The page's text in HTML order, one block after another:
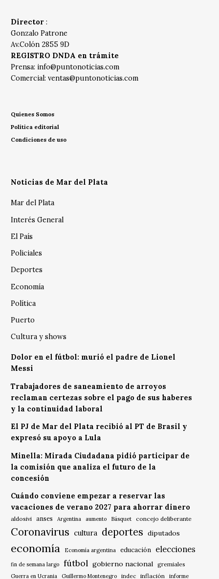
Director :
Gonzalo Patrone
Av.Colón 2855 9D
REGISTRO DNDA en trámite
Prensa: info@puntonoticias.com
Comercial:ventas@puntonoticias.com
Quienes Somos
Política editorial
Condiciones de uso
Noticias de Mar del Plata
Mar del Plata
Interés General
El País
Policiales
Deportes
Economía
Política
Puerto
Cultura y shows
Dolor en el fútbol: murió el padre de Lionel
Messi
Trabajadores de saneamiento de arroyos
reclaman certezas sobre el pago de sus haberes
y la continuidad laboral
El PJ de Mar del Plata recibió al PT de Brasil y
expresó su apoyo a Lula
Minella: Mirada Ciudadana pidió participar de
la comisión que analiza el futuro de la
concesión
Cuándo conviene empezar a reservar las
vacaciones de verano 2027 para ahorrar dinero
aldosivi anses Argentina aumento Básquet concejo deliberante
Coronavirus cultura deportes diputados
economía Economía argentina educación elecciones
fin de semana largo fútbol gobierno nacional gremiales
Guerra en Ucrania Guillermo Montenegro indec inflación informe